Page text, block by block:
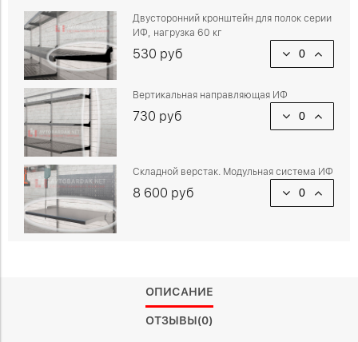
Двусторонний кронштейн для полок серии
ИФ, нагрузка 60 кг
530 руб
Вертикальная направляющая ИФ
730 руб
Складной верстак. Модульная система ИФ
8 600 руб
ОПИСАНИЕ
ОТЗЫВЫ(0)